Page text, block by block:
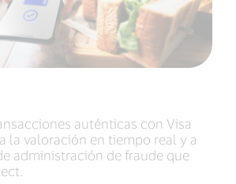
auténticas con Visa
la valoración en tiempo real y a
administración de fraude que